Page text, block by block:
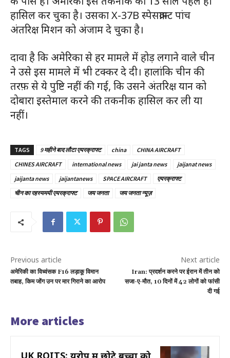
हासिल कर चुका है। उसका X-37B स्पेसक्राफ़्ट पांच
अंतरिक्ष मिशन को अंजाम दे चुका है।
दावा है कि अमेरिका से हर मामले में होड़ लगाने वाले चीन
ने उसे इस मामले में भी टक्कर दे दी। हालांकि चीन की
तरफ़ से ये पुष्टि नहीं की गई, कि उसने अंतरिक्ष यान को
दोबारा इस्तेमाल करने की तकनीक हासिल कर ली या
नहीं।
TAGS 9 महीने बाद लौटा एयरक्राफ्ट china
CHINA AIRCRAFT
CHINES AIRCRAFT
international news jai janta news
jaijanat news
jaijanta news
jaijantanews SPACE AIRCRAFT
एयरक्राफ्ट
चीन का रहस्यमयी एयरक्राफ्ट
जय जनता जय जनता न्यूज़
Previous article
अमेरिकी का विध्वंसक F16 लड़ाकू विमान
तबाह, किम जोंग उन पर मार गिराने का आरोप
Next article
Iran: प्रदर्शन करने पर ईरान में तीन को
सजा-ए-मौत, 10 दिनों में 42 लोगों को फांसी
दी गई
More articles